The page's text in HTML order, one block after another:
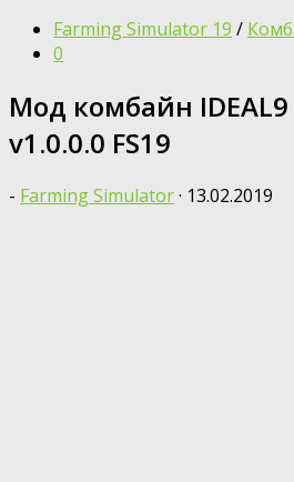
Farming Simulator 19 /
0
Мод комбайн
v1.0.0.0 FS19
- Farming Simulator· 13.02.2019